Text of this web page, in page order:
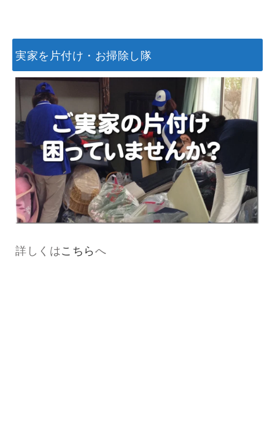
実家を片付け・お掃除し隊
詳しくはこちらへ